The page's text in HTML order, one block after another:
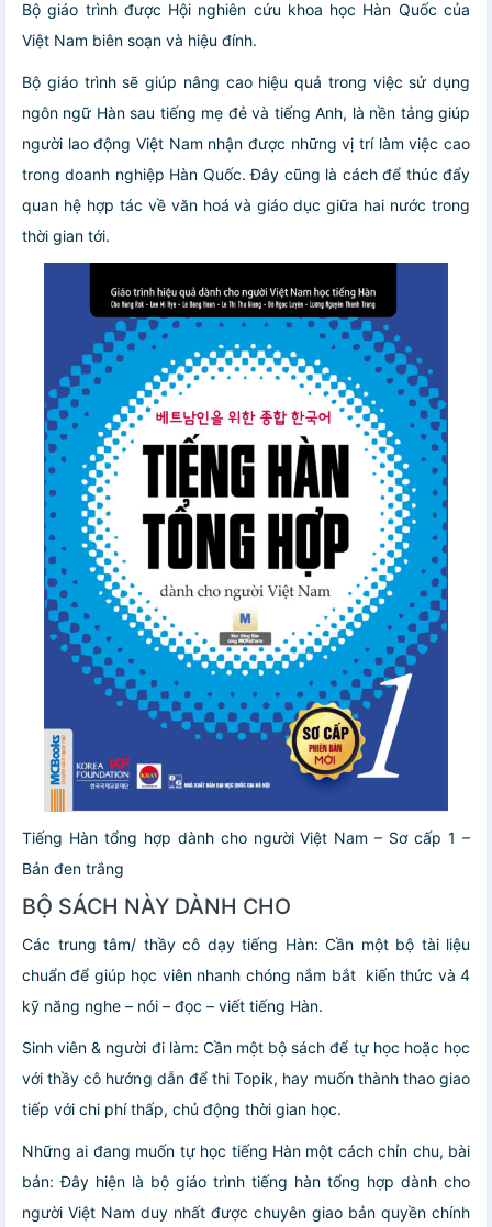
Bộ giáo trình được Hội nghiên cứu khoa học Hàn Quốc của
Việt Nam biên soạn và hiệu đính.
Bộ giáo trình sẽ giúp nâng cao hiệu quả trong việc sử dụng
ngôn ngữ Hàn sau tiếng mẹ đẻ và tiếng Anh, là nền tảng giúp
người lao động Việt Nam nhận được những vị trí làm việc cao
trong doanh nghiệp Hàn Quốc. Đây cũng là cách để thúc đẩy
quan hệ hợp tác về văn hoá và giáo dục giữa hai nước trong
thời gian tới.
Tiếng Hàn tổng hợp dành cho người Việt Nam – Sơ cấp 1 –
Bản đen trắng
BỘ SÁCH NÀY DÀNH CHO
Các trung tâm/ thầy cô dạy tiếng Hàn: Cần một bộ tài liệu
chuẩn để giúp học viên nhanh chóng nắm bắt kiến thức và 4
kỹ năng nghe – nói – đọc – viết tiếng Hàn.
Sinh viên & người đi làm: Cần một bộ sách để tự học hoặc học
với thầy cô hướng dẫn để thi Topik, hay muốn thành thao giao
tiếp với chi phí thấp, chủ động thời gian học.
Những ai đang muốn tự học tiếng Hàn một cách chỉn chu, bài
bản: Đây hiện là bộ giáo trình tiếng hàn tổng hợp dành cho
người Việt Nam duy nhất được chuyên giao bản quyền chính